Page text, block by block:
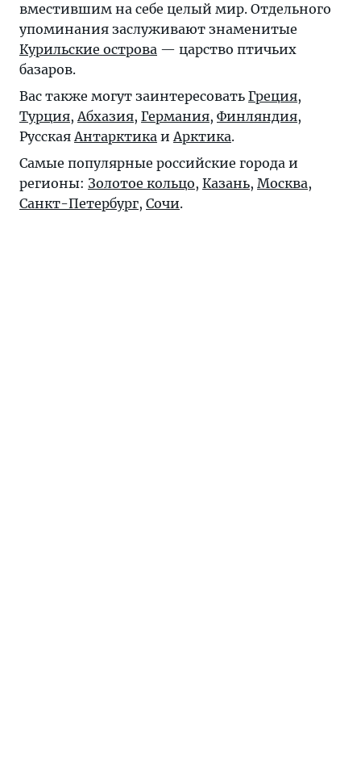
вместившим на себе целый мир. Отдельного
упоминания заслуживают знаменитые
Курильские острова — царство птичьих
базаров.
Вас также могут заинтересовать Греция,
Турция,Абхазия, Германия, Финляндия,
РусскаяАнтарктика иАрктика.
Самые популярные российские города и
регионы: Золотое кольцо, Казань, Москва,
Санкт-Петербург, Сочи.